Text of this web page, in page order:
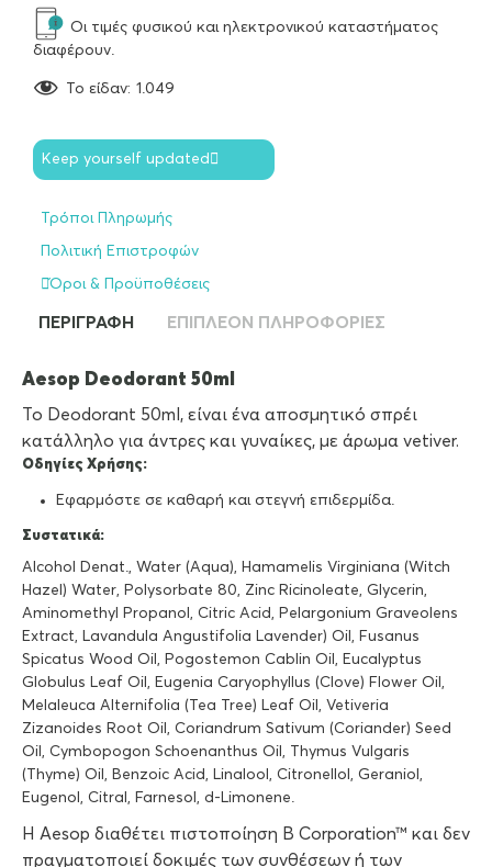
Οι τιμές φυσικού και ηλεκτρονικού καταστήματος
διαφέρουν.
To είδαν: 1.049
Keep yourself updated
Τρόποι Πληρωμής
Πολιτική Επιστροφών
Όροι & Προϋποθέσεις
ΠΕΡΙΓΡΑΦΉ ΕΠΙΠΛΈΟΝ ΠΛΗΡΟΦΟΡΊΕΣ
Aesop Deodorant 50ml
Το Deodorant 50ml, είναι ένα αποσμητικό σπρέι
κατάλληλο για άντρες και γυναίκες, με άρωμα vetiver.
Οδηγίες Χρήσης:
Εφαρμόστε σε καθαρή και στεγνή επιδερμίδα.
Συστατικά:
Alcohol Denat., Water (Aqua), Hamamelis Virginiana (Witch
Hazel) Water, Polysorbate 80, Zinc Ricinoleate, Glycerin,
Aminomethyl Propanol, Citric Acid, Pelargonium Graveolens
Extract, Lavandula Angustifolia Lavender) Oil, Fusanus
Spicatus Wood Oil, Pogostemon Cablin Oil, Eucalyptus
Globulus Leaf Oil, Eugenia Caryophyllus (Clove) Flower Oil,
Melaleuca Alternifolia (Tea Tree) Leaf Oil, Vetiveria
Zizanoides Root Oil, Coriandrum Sativum (Coriander) Seed
Oil, Cymbopogon Schoenanthus Oil, Thymus Vulgaris
(Thyme) Oil, Benzoic Acid, Linalool, Citronellol, Geraniol,
Eugenol, Citral, Farnesol, d-Limonene.
Η Aesop διαθέτει πιστοποίηση B Corporation™ και δεν
πραγματοποιεί δοκιμές των συνθέσεων ή των